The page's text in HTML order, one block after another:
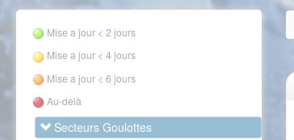
Mise a jour < 2 jours
Mise a jour < 4 jours
Mise a jour < 6 jours
Au-delà
Secteurs Goulottes